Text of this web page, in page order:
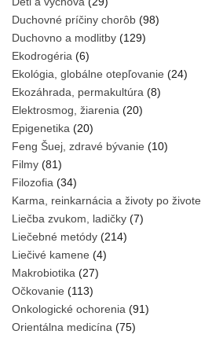
Duchovné príčiny chorôb (98)
Duchovno a modlitby (129)
Ekodrogéria (6)
Ekológia, globálne otepľovanie (24)
Ekozáhrada, permakultúra (8)
Elektrosmog, žiarenia (20)
Epigenetika (20)
Feng Šuej, zdravé bývanie (10)
Filmy (81)
Filozofia (34)
Karma, reinkarnácia a životy po živote
Liečba zvukom, ladičky (7)
Liečebné metódy (214)
Liečivé kamene (4)
Makrobiotika (27)
Očkovanie (113)
Onkologické ochorenia (91)
Orientálna medicína (75)